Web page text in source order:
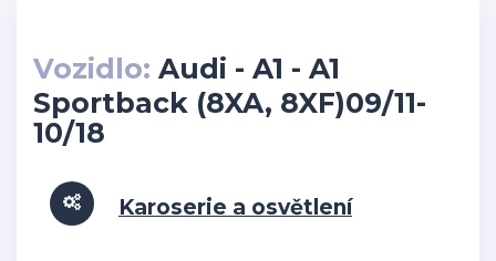
Vozidlo: Audi - A1 - A1
Sportback (8XA, 8XF)09/11-
10/18
Karoserie a osvětlení